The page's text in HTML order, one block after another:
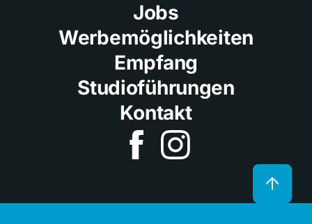
Jobs
Werbemöglichkeiten
Empfang
Studioführungen
Kontakt